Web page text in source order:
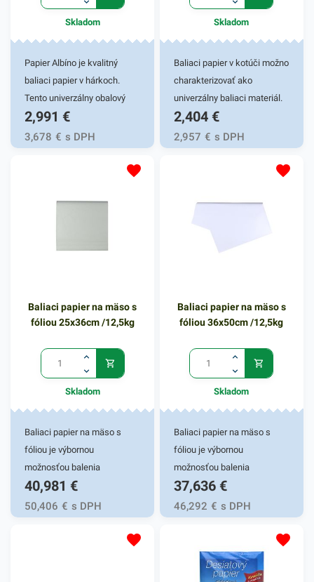
Skladom
Papier Albíno je kvalitný
baliaci papier v hárkoch.
Tento univerzálny obalový
materiál sa vyznačuje svojou
jemnosťou a bielym
farebným vyhotovením.
predovšetkým na balenie
Svoje využitie nájde v
rôznych obchodoch,
domácnosti. Gramáž papiera
Albíno je 25g/m2. Rozmer
hárku predstavuje 70 x 100
cm. Jedno balenie obsahuje
10kg baliaceho papiera. V
našej ponuke nájdete ďalšie
baliace papiere ako aj
súvisiace produkty.
2,991 €
3,678 € s DPH
Skladom
Baliaci papier v kotúči možno
charakterizovať ako
univerzálny baliaci materiál.
Svojím kvalitným zložením a
ľahkou hmotnosťou sa ľahko
prispôsobí rôznym tvarom
predmetov. Papier je vhodný
rôznych firiem, kancelárií či
Narozdiel od obyčajného
roztrhnutiu. Tento baliaci
papier má rozmer 90x300cm.
nájdete ďalšie podobné
produkty, ktoré vás
nepochybne oslovia.
2,404 €
2,957 € s DPH
Baliaci papier na mäso s
fóliou 25x36cm /12,5kg
Skladom
Baliaci papier na mäso s
fóliou je výbornou
možnosťou balenia
mäsových a iných
potravinových výrobkov.
Svoje praktické využitie
40,981 €
50,406 € s DPH
Baliaci papier na mäso s
fóliou 36x50cm /12,5kg
Skladom
Baliaci papier na mäso s
fóliou je výbornou
možnosťou balenia
mäsových a iných
potravinových výrobkov.
Svoje praktické využitie
mäsiarniach ako aj vo vašej
domácnosti. Svojím
37,636 €
46,292 € s DPH